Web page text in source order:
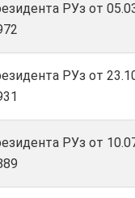
РУз от
РУз от
РУз от